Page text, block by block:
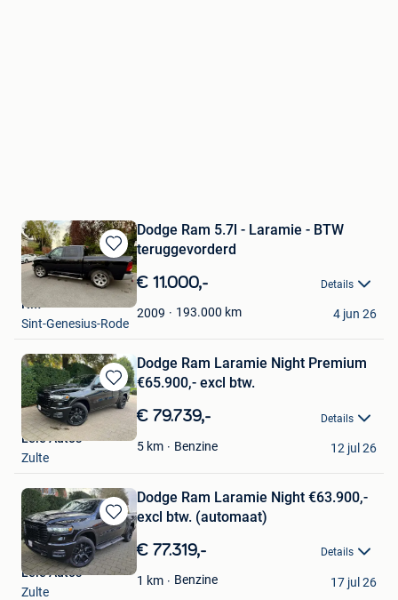
Bewaren
in
Mijn
Favorieten
Dodge Ram 5.7l - Laramie - BTW
teruggevorderd
€ 11.000,- Details
2009 193.000 km
NM
Sint-Genesius-Rode
4 jun 26
Bewaren
in
Favorieten
Dodge Ram Laramie Night Premium
€65.900,- excl btw.
€ 79.739,- Details
5 km Benzine
Leie Auto's
Zulte
12 jul 26
Bewaren
in
Mijn
Favorieten
Dodge Ram Laramie Night €63.900,-
excl btw. (automaat)
€ 77.319,- Details
1 km Benzine
Leie Auto's
Zulte
17 jul 26